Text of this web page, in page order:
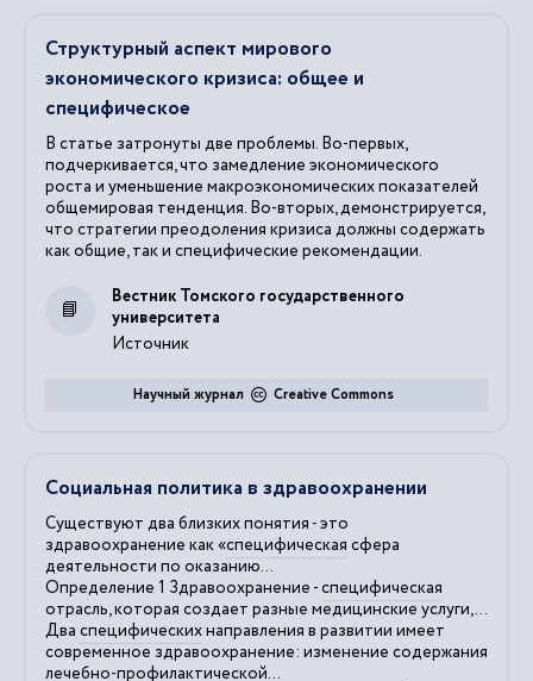
Структурный аспект мирового
экономического кризиса: общее и
специфическое
В статье затронуты две проблемы. Во-первых,
подчеркивается, что замедление экономического
роста и уменьшение макроэкономических показателей
общемировая тенденция. Во-вторых, демонстрируется,
что стратегии преодоления кризиса должны содержать
как общие, так и специфические рекомендации.
Источник
Вестник Томского государственного
университета
Creative Commons
Научный журнал
Социальная политика в здравоохранении
Существуют два близких понятия - это
здравоохранение как «специфическая сфера
деятельности по оказанию...
Определение 1 Здравоохранение -специфическая
отрасль, которая создает разные медицинские услуги,...
Два специфическихнаправления в развитии имеет
современное здравоохранение: изменение содержания
лечебно-профилактической...